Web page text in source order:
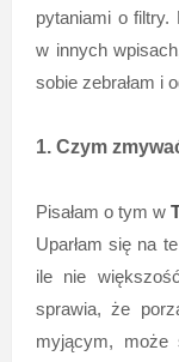
pytaniami o filtry.
w innych
sobie zebrałam i
1. Czym
Pisałam o tym w
Uparłam się na
ile nie
sprawia, że
myjącym,